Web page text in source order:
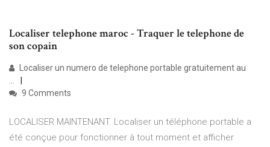
Localiser telephone maroc - Traquer le telephone de
son copain
Localiser un numero de telephone portable gratuitement au
...
9 Comments
LOCALISER MAINTENANT. Localiser un téléphone portable a
été conçue pour fonctionner à tout moment et afficher